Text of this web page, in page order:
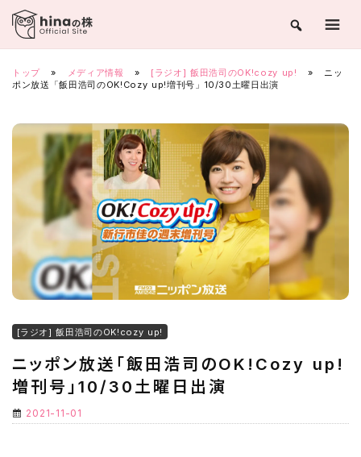
Skip
content
トップ » メディア情報 » [ラジオ] 飯田浩司のOK!cozy up! »
ニッ
ポン放送「飯田浩司のOK!Cozy up!増刊号」10/30土曜日出演
[ラジオ] 飯田浩司のOK!cozy up!
ニッポン放送「飯田浩司のOK!Cozy up!
増刊号」10/30土曜日出演
2021-11-01